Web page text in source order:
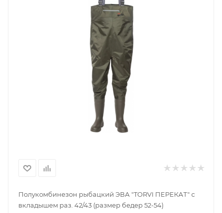
Полукомбинезон рыбацкий ЭВА "TORVI ПЕРЕКАТ" с
вкладышем раз. 42/43 (размер бедер 52-54)